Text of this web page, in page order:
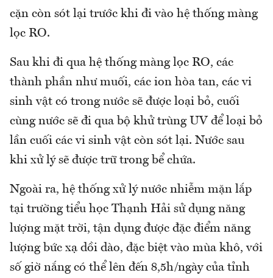
cặn còn sót lại trước khi đi vào hệ thống màng
lọc RO.
Sau khi đi qua hệ thống màng lọc RO, các
thành phần như muối, các ion hòa tan, các vi
sinh vật có trong nước sẽ được loại bỏ, cuối
cùng nước sẽ đi qua bộ khử trùng UV để loại bỏ
lần cuối các vi sinh vật còn sót lại. Nước sau
khi xử lý sẽ được trữ trong bể chứa.
Ngoài ra, hệ thống xử lý nước nhiễm mặn lắp
tại trường tiểu học Thạnh Hải sử dụng năng
lượng mặt trời, tận dụng được đặc điểm năng
lượng bức xạ dồi dào, đặc biệt vào mùa khô, với
số giờ nắng có thể lên đến 8,5h/ngày của tỉnh